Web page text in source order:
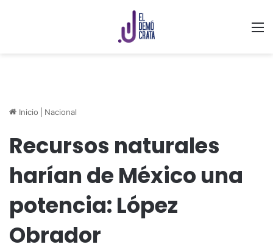
Inicio Nacional
Recursos naturales
harían de México una
potencia: López
Obrador